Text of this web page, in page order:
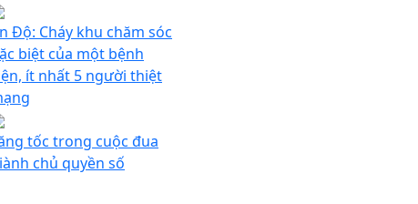
Độ: Cháy khu chăm sóc
biệt của một bệnh
ít nhất 5 người thiệt
tốc trong cuộc đua
chủ quyền số